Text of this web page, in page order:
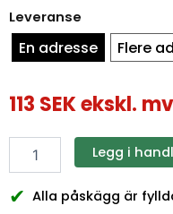
Leveranse
En adresse Flere
113 SEKekskl.
Legg i
✔ Alla påskägg är